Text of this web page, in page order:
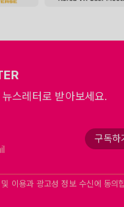
스레터로 받아보세요.
구독하
이용과 광고성 정보 수신에 동의